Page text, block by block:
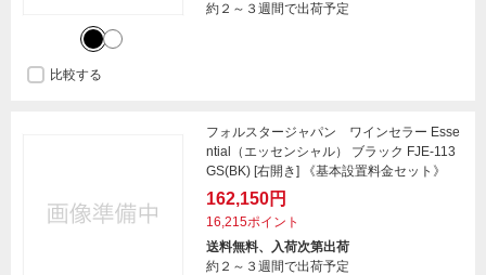
約２～３週間で出荷予定
比較する
フォルスタージャパン ワインセラー Esse
ntial（エッセンシャル） ブラック FJE-113
GS(BK) [右開き] 《基本設置料金セット》
162,150円
16,215ポイント
送料無料、入荷次第出荷
約２～３週間で出荷予定